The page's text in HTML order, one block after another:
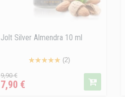
Jolt Silver Almendra 10 ml
(2)
Precio
regular
9,90 €Precio
7,90 €